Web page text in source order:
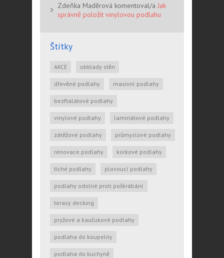
Zdeňka Maděrová komentoval/a Jak
správně položit vinylovou podlahu
Štítky
AKCE obklady stěn
dřevěné podlahy masivní podlahy
bezftalátové podlahy
vinylové podlahy laminátové podlahy
zátěžové podlahy průmyslové podlahy
renovace podlahy korkové podlahy
tiché podlahy plovoucí podlahy
podlahy odolné proti poškrábání
terasy decking
pryžové a kaučukové podlahy
podlaha do koupelny
podlaha do kuchyně